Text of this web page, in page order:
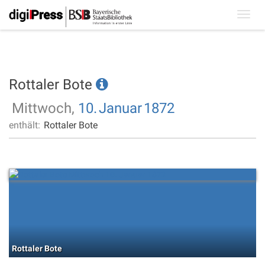
Rottaler Bote
Mittwoch, 10.Januar1872
enthält: Rottaler Bote
Rottaler Bote